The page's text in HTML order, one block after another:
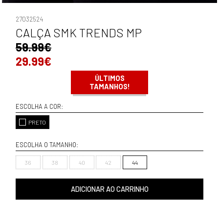
27032524
CALÇA SMK TRENDS MP
59.99€
29.99€
ÚLTIMOS
TAMANHOS!
ESCOLHA A COR:
PRETO
ESCOLHA O TAMANHO:
36 38 40 42 44
ADICIONAR AO CARRINHO